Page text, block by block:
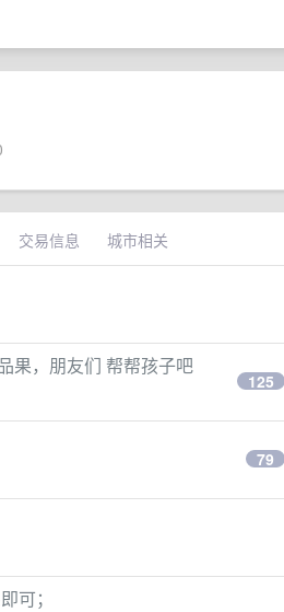
交易信息 城市相关
果，朋友们 帮帮孩子吧
125
79
可；